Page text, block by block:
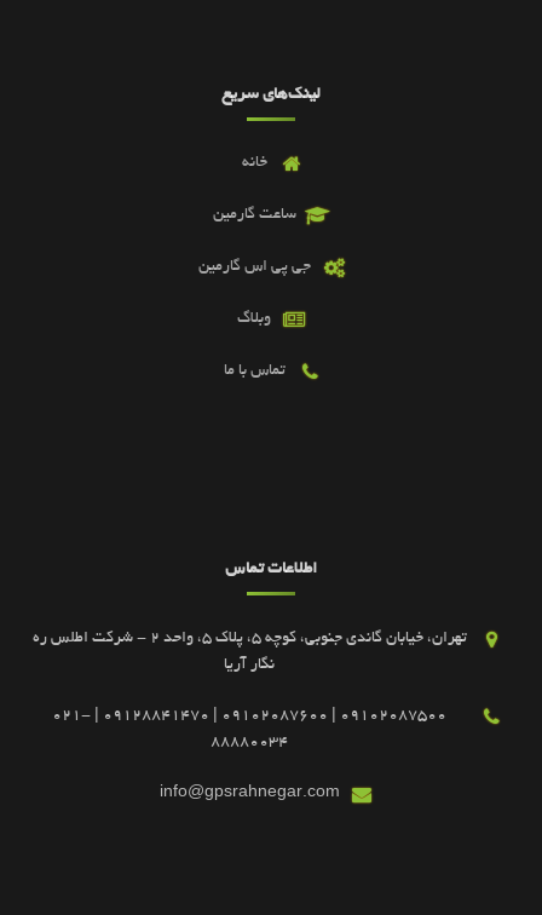
لینک‌های سریع
خانه
ساعت گارمین
جی پی اس گارمین
وبلاگ
تماس با ما
اطلاعات تماس
تهران، خیابان گاندی جنوبی، کوچه 5، پلاک 5، واحد 2 - شرکت اطلس ره
نگار آریا
09102087500 | 09102087600 | 09128841470 | 021-
88880034
info@gpsrahnegar.com